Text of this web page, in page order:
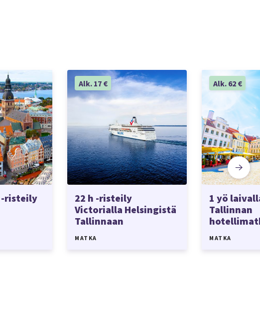
-risteily
Alk. 17 €
22 h -risteily
Victorialla Helsingistä
Tallinnaan
MATKA
Alk. 62 €
1 yö
Tallinnan
MATKA